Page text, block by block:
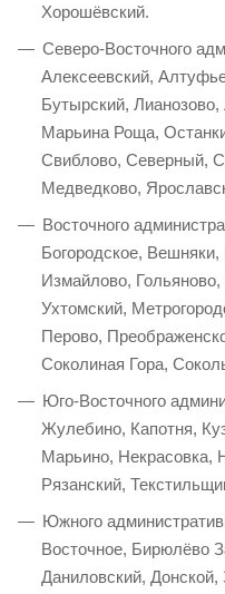
Хорошёвский.
Северо-Восточного
Алексеевский,
Бутырский,
Марьина Роща,
Свиблово, Северный,
Медведково,
Восточного
Богородское,
Измайлово,
Ухтомский,
Перово,
Соколиная Гора,
Юго-Восточного
Жулебино, Капотня,
Марьино, Некрасовка,
Рязанский,
Южного
Восточное, Бирюлёво
Даниловский,